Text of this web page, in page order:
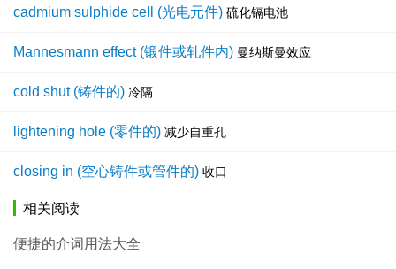
cadmium sulphide cell (光电元件) 硫化镉电池
Mannesmann effect (锻件或轧件内) 曼纳斯曼效应
cold shut (铸件的) 冷隔
lightening hole (零件的) 减少自重孔
closing in (空心铸件或管件的) 收口
相关阅读
便捷的介词用法大全